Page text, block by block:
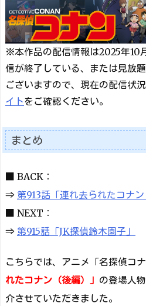
※本作品の配信情報は2025年10
信が終了している、または見放
ございますので、現在の配信状
イトをご確認ください。
まとめ
■ BACK：
⇒ 第913話「連れ去られたコナン
■ NEXT：
⇒ 第915話「JK探偵鈴木園子」
こちらでは、アニメ「名探偵コ
れたコナン（後編）」 の登場人
介させていただきました。